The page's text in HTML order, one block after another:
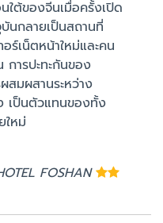
ต้ของจีนเมื่อครั้งเปิด
นกลายเป็นสถานที่
ร์เน็ตหน้าใหม่และคน
การปะทะกันของ
สมผสานระหว่าง
เป็นตัวแทนของทั้ง
ใหม่
FOSHAN